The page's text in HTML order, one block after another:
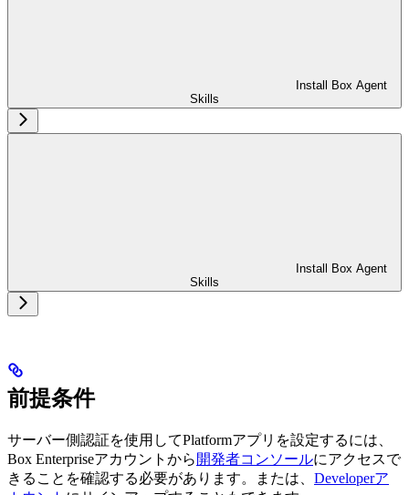
Install Box Agent
Skills
Install Box Agent
Skills
前提条件
サーバー側認証を使用してPlatformアプリを設定するには、
Box Enterpriseアカウントから 開発者コンソールにアクセスで
きることを確認する必要があります。または、 Developerア